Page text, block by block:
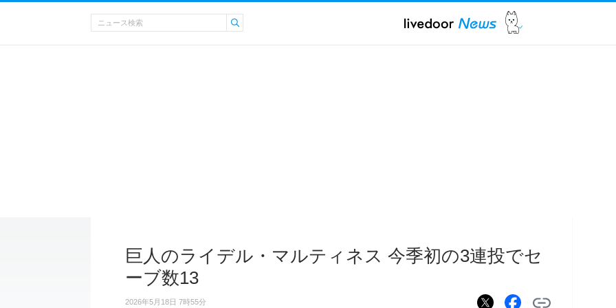
巨人のライデル・マルティネス 今季初の3連投でセ
ーブ数13
2026年5月18日 7時55分